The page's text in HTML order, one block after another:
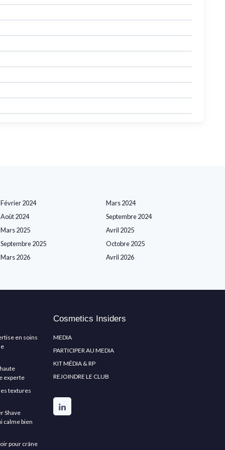
Février 2024
Mars 2024
Août 2024
Septembre 2024
Mars 2025
Avril 2025
Septembre 2025
Octobre 2025
Mars 2026
Avril 2026
en soins
experte
textures
Shave
calme bien
pour crâne
Cosmetics Insiders
MEDIA
PARTICIPER AU MEDIA
KIT MÉDIA & RP
REJOINDRE LE CLUB